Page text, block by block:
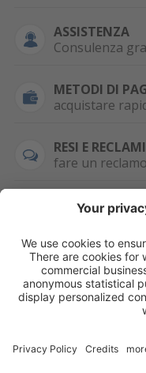
ASSISTENZA
Consulenza
METODI DI
acquistare
RESI E RECLAMI
fare un
SEMPRE
0471 506798
WHATSAPP
+39 376